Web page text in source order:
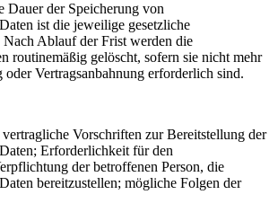
der Speicherung von
ist die jeweilige gesetzliche
Ablauf der Frist werden die
routinemäßig gelöscht, sofern sie nicht mehr
Vertragsanbahnung erforderlich sind.
Vorschriften zur Bereitstellung der
; Erforderlichkeit für den
der betroffenen Person, die
bereitzustellen; mögliche Folgen der